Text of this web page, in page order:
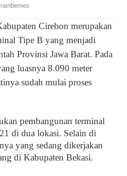
Cirebon merupakan
Tipe B yang menjadi
Provinsi Jawa Barat. Pada
luasnya 8.090 meter
sudah mulai proses
pembangunan terminal
di dua lokasi. Selain di
yang sedang dikerjakan
di Kabupaten Bekasi.